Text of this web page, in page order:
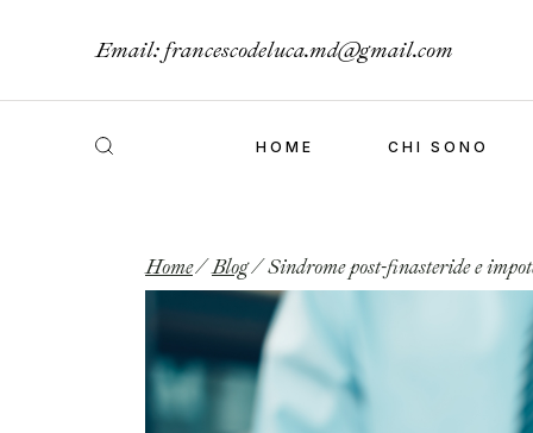
Email:francescodeluca.md@gmail.com
HOME CHI SONO
Home Blog Sindrome post-finasteride e